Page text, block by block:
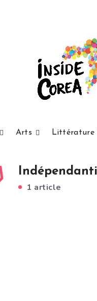
Arts Littérature
1 article